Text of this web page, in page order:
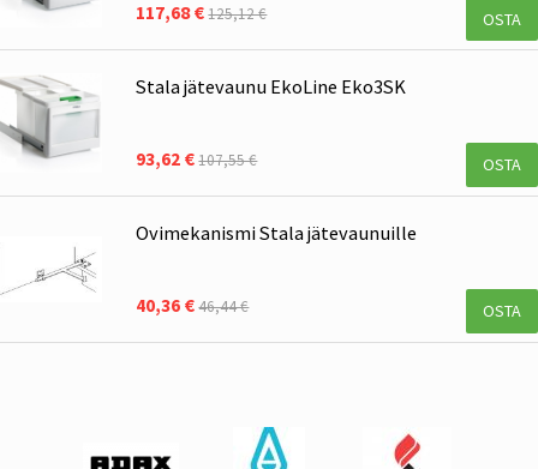
117,68 €125,12 € OSTA
Stala jätevaunu EkoLine Eko3SK
93,62 €107,55 € OSTA
Ovimekanismi Stala jätevaunuille
40,36 €46,44 € OSTA